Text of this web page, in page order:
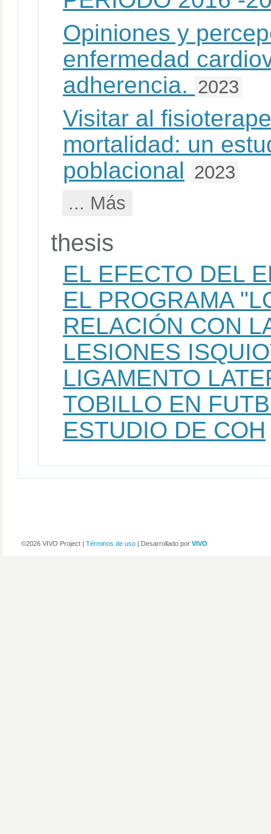
Opiniones y
enfermedad
adherencia. 2023
Visitar al
mortalidad: un
poblacional 2023
... Más
thesis
EL EFECTO DEL
EL PROGRAMA
RELACIÓN CON
LESIONES
LIGAMENTO
TOBILLO EN
ESTUDIO DE COH
©2026 VIVO Project | Términos de uso | Desarrollado por VIVO